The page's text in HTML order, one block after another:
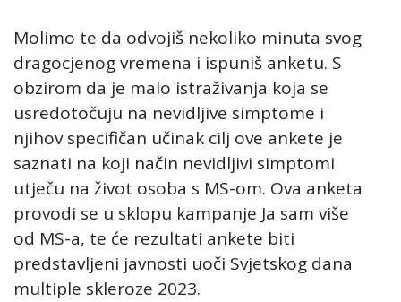
Molimo te da odvojiš nekoliko minuta svog
dragocjenog vremena i ispuniš anketu. S
obzirom da je malo istraživanja koja se
usredotočuju na nevidljive simptome i
njihov specifičan učinak cilj ove ankete je
saznati na koji način nevidljivi simptomi
utječu na život osoba s MS-om. Ova anketa
provodi se u sklopu kampanje Ja sam više
od MS-a, te će rezultati ankete biti
predstavljeni javnosti uoči Svjetskog dana
multiple skleroze 2023.